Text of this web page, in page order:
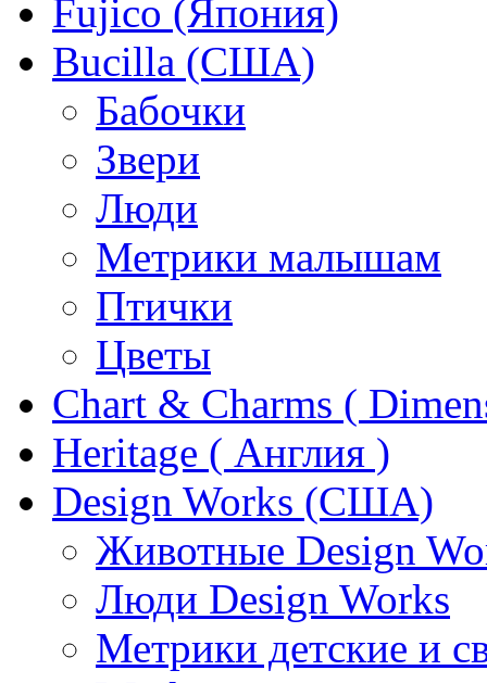
Fujico (Япония)
Bucilla (США)
Бабочки
Звери
Люди
Метрики малышам
Птички
Цветы
Chart & Charms (
Heritage ( Англия )
Design Works (США)
Животные Design
Люди Design Works
Метрики детские и